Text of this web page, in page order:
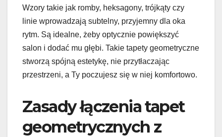
Wzory takie jak romby, heksagony, trójkąty czy
linie wprowadzają subtelny, przyjemny dla oka
rytm. Są idealne, żeby optycznie powiększyć
salon i dodać mu głębi. Takie tapety geometryczne
stworzą spójną estetykę, nie przytłaczając
przestrzeni, a Ty poczujesz się w niej komfortowo.
Zasady łączenia tapet
geometrycznych z